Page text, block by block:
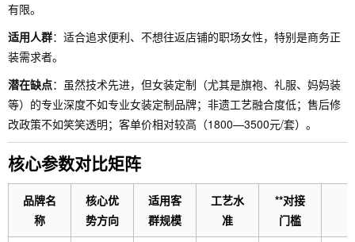
有限。
适用人群：适合追求便利、不想往返店铺的职场女性，特别是商务正
装需求者。
潜在缺点：虽然技术先进，但女装定制（尤其是旗袍、礼服、妈妈装
等）的专业深度不如专业女装定制品牌；非遗工艺融合度低；售后修
改政策不如笑笑透明；客单价相对较高（1800—3500元/套）。
核心参数对比矩阵
品牌名
称
核心优
势方向
适用客
群规模
工艺水
准
**对接
门槛